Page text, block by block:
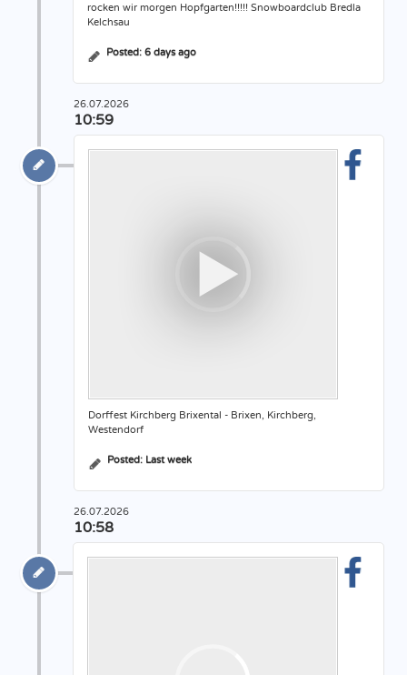
rocken wir morgen Hopfgarten!!!!! Snowboardclub Bredla
Kelchsau
Posted: 6 days ago
26.07.2026
10:59
Dorffest Kirchberg Brixental - Brixen, Kirchberg,
Westendorf
Posted: Last week
26.07.2026
10:58